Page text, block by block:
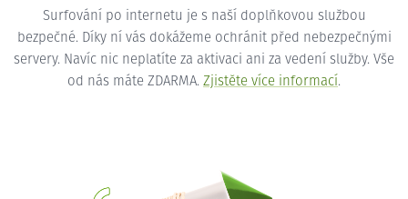
Surfování po internetu je s naší doplňkovou službou
bezpečné. Díky ní vás dokážeme ochránit před nebezpečnými
servery. Navíc nic neplatíte za aktivaci ani za vedení služby. Vše
od nás máte ZDARMA. Zjistěte více informací.